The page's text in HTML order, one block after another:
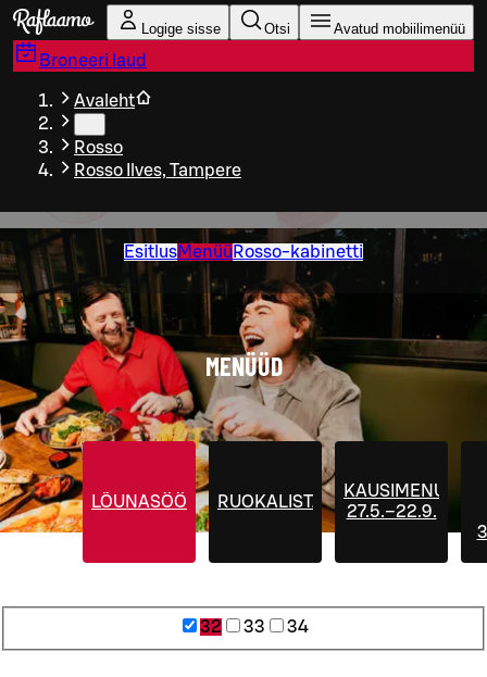
Liigu peamise sisu juurde
Logige sisse Otsi Avatud mobiilimenüü
Broneeri laud
Avaleht
Rosso
Rosso Ilves, Tampere
EsitlusMenüü Rosso-kabinetti
MENÜÜD
LÕUNASÖÖK RUOKALISTA
KAUSIMENUT
27.5.–22.9.
32 33 34